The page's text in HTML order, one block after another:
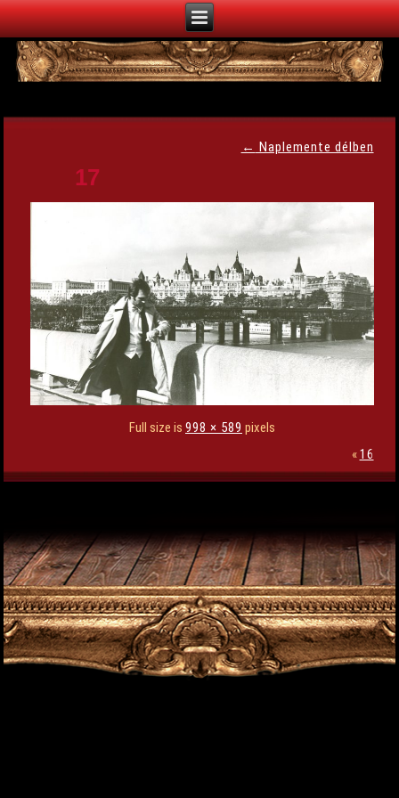
← Naplemente délben
17
Full size is 998 × 589 pixels
«16